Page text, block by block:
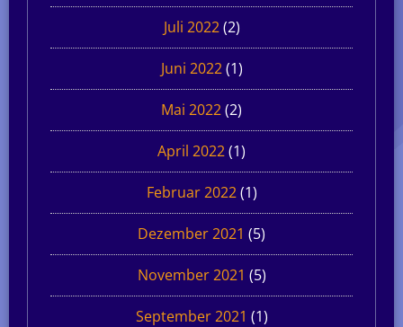
Juli 2022(2)
Juni 2022(1)
Mai 2022(2)
April 2022(1)
Februar 2022(1)
Dezember 2021 (5)
November 2021 (5)
September 2021 (1)